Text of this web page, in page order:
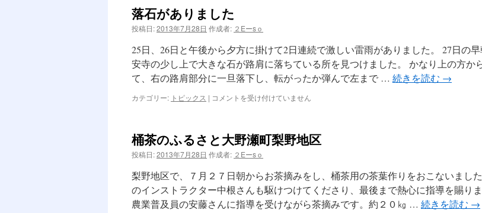
線
の
草
刈
り
を
行
ま
落石がありました
投稿日:2013年7月28日 作成者: ２Eーsｏ
25日、26日と午後から夕方に掛けて2日連続で激しい雷雨がありました。 27日の
安寺の少し上で大きな石が路肩に落ちている所を見つけました。 かなり上の方か
て、右の路肩部分に一旦落下し、転がったか弾んで左まで … 続きを読む →
カテゴリー: トピックス | 落
り
ま
し
た
は
コメントを受け付けていません
桶茶のふるさと大野瀬町梨野地区
投稿日:2013年7月28日 作成者: ２Eーsｏ
梨野地区で、７月２７日朝からお茶摘みをし、桶茶用の茶葉作りをおこないまし
のインストラクター中根さんも駆けつけてくださり、最後まで熱心に指導を賜りま
農業普及員の安藤さんに指導を受けながら茶摘みです。約２０㎏ … 続きを読む →